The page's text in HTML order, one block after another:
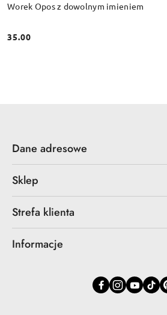
Worek Opos z dowolnym imieniem
Cena:
35.00
Dane adresowe
Sklep
Strefa klienta
Informacje